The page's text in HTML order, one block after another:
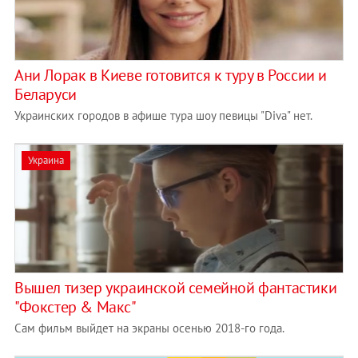
Ани Лорак в Киеве готовится к туру в России и
Беларуси
Украинских городов в афише тура шоу певицы "Diva" нет.
Украина
Вышел тизер украинской семейной фантастики
"Фокстер & Макс"
Сам фильм выйдет на экраны осенью 2018-го года.